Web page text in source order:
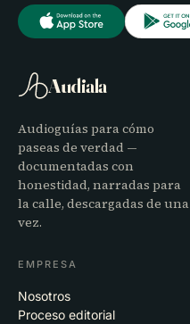
Audiala
Audioguías para cómo
paseas de verdad —
documentadas con
honestidad, narradas para
la calle, descargadas de una
vez.
EMPRESA
Nosotros
Proceso editorial